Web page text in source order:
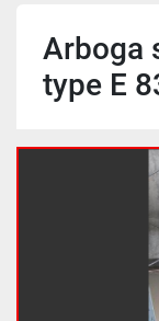
Arboga
type E